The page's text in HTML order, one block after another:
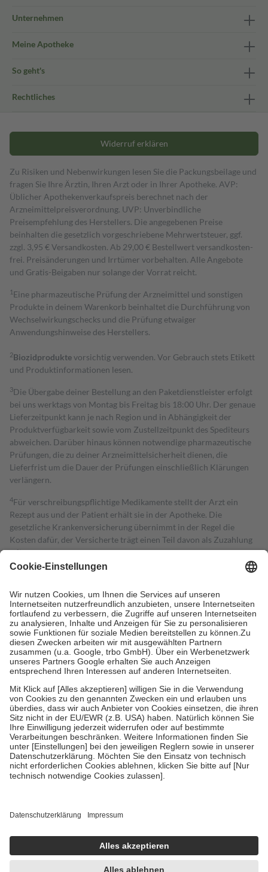
Unternehmen
Meine Apotheke
So geht's
Rechtliches
Widerruf erklären
Zu Risiken und Nebenwirkungen lesen Sie die Packungsbeilage und
fragen Sie Ihre Ärztin, Ihren Arzt oder in Ihrer Apotheke. AVP:
Üblicher Apothekenverkaufspreis berechnet nach der
Arzneimittelpreisverordnung. UVP: Unverbindliche
Preisempfehlung des Herstellers. Die angegebenen Preise
beinhalten die gesetzlich vorgeschriebene Mehrwertsteuer, ggf.
zzgl. 3,95 € Versandkosten. Ab 29,00 € Bestell­wert versand­kosten­
frei. Preisänderungen und Irrtümer vorbehalten. Alle Angebote
und Gratis-Beigaben nur solange der Vorrat reicht.
1 Eine pharmazeutische Prüfung der Arzneimittel und sonstigen
Produkte in deinem Warenkorb beinhaltet die Durchführung von
Wechselwirkungschecks und die Prüfung etwaiger
Anwendungshinweise des Herstellers.
2Biozidproduktevorsichtig verwenden. Vor Gebrauch stets Etikett
und Produktinformationen lesen.
3Die Übergabe deiner Bestellung an den Paketdienstleister erfolgt
bei uns werktags von Montag bis Freitag bis 18:00 Uhr. Der genaue
Lieferzeitpunkt kann je nach Region und in Abhängigkeit der
Produktverfügbarkeit sowie vom Zustellzeitpunkt des Spediteurs
abweichen. Darüber hinaus können notwendige pharmazeutische
Prüfungen, die zu deiner Arzneimittelsicherheit dienen, die
Lieferfrist um die Dauer der Prüfungen einschließlich Klärungen
verlängern.
4Für verschreibungspflichtige Medikamente stellt der Arzt ein
Rezept aus und der Patient erhält sie in der Apotheke. Die
gesetzliche Krankenversicherung übernimmt in der Regel die
Kosten dafür, der Versicherte trägt einen Teil davon als Zuzahlung
mit.
Grundsätzlich leisten Mitglieder Zuzahlungen in Höhe von zehn
höchstens zehn Euro.
Es sind jedoch nie mehr als die tatsächlichen
Kosten der Leistung zu entrichten.
Diese Regeln gelten grundsätzlich auch für Online-Apotheken.
Bei Heilmitteln und häuslicher Krankenpflege beträgt die
Zuzahlung zehn Prozent der Kosten sowie zehn Euro je
Verordnung.
Um das Engagement der Versicherten für ihre eigene Gesundheit zu
stärken und die besondere Stellung der Familie zu unterstützen,
fallenkeine Zuzahlungenan bei:
• Kindern und Jugendlichen bis zum vollendeten 18. Lebensjahr
mit Ausnahme der Fahrkosten
• Untersuchungen zur Vorsorge und Früherkennung, die von der
GKV getragen werden
• empfohlenen Schutzimpfungen
• Harn- und Blutteststreifen
getroffen, um sicherzustellen, dass es sich um echte Bewertungen
https://help.etrusted.com/hc/de/articles/4419944605341
Einige Bilder und Inhalte wurden unter Zuhilfenahme künstlicher